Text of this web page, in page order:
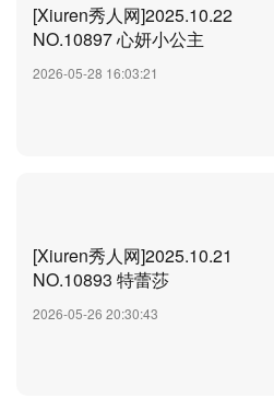
[Xiuren秀人网]2025.10.22
NO.10897 心妍小公主
2026-05-28 16:03:21
[Xiuren秀人网]2025.10.21
NO.10893 特蕾莎
2026-05-26 20:30:43